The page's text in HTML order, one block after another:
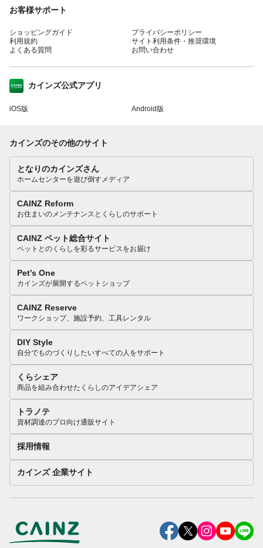
お客様サポート
ショッピングガイド
利用規約
よくある質問
プライバシーポリシー
サイト利用条件・推奨環境
お問い合わせ
カインズ公式アプリ
iOS版 Android版
カインズのその他のサイト
となりのカインズさん
ホームセンターを遊び倒すメディア
CAINZ Reform
お住まいのメンテナンスとくらしのサポート
CAINZ ペット総合サイト
ペットとのくらしを彩るサービスをお届け
Pet’s One
カインズが展開するペットショップ
CAINZ Reserve
ワークショップ、施設予約、工具レンタル
DIY Style
自分でものづくりしたいすべての人をサポート
くらシェア
商品を組み合わせたくらしのアイデアシェア
トラノテ
資材調達のプロ向け通販サイト
採用情報
カインズ 企業サイト